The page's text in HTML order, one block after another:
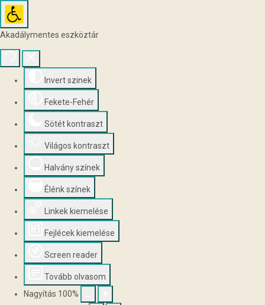
Akadálymentes eszköztár
Invert szinek
Fekete-Fehér
Sötét kontraszt
Világos kontraszt
Halvány színek
Élénk színek
Linkek kiemelése
Fejlécek kiemelése
Screen reader
Tovább olvasom
Nagyítás 100%